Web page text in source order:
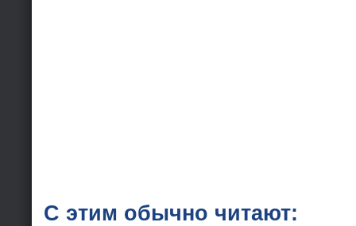
С этим обычно читают: